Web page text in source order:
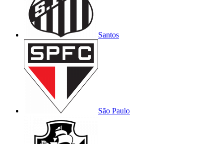
Santos
São Paulo